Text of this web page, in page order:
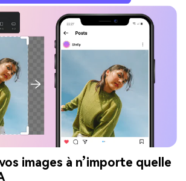
images à n’importe quelle